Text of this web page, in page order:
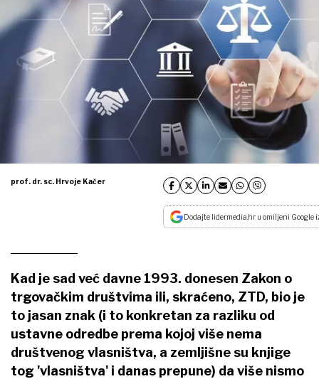
prof. dr. sc. Hrvoje Kačer
Dodajte lidermedia.hr u omiljeni Google
Kad je sad već davne 1993. donesen Zakon o
trgovačkim društvima ili, skraćeno, ZTD, bio je
to jasan znak (i to konkretan za razliku od
ustavne odredbe prema kojoj više nema
društvenog vlasništva, a zemljišne su knjige
tog 'vlasništva' i danas prepune) da više nismo